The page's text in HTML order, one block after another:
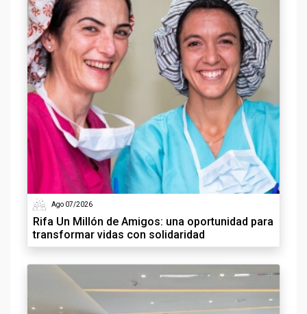
Ago 07/2026
Rifa Un Millón de Amigos: una oportunidad para
transformar vidas con solidaridad